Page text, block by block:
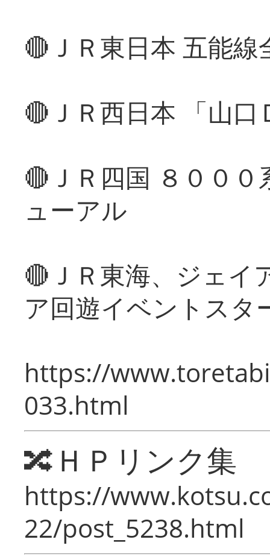
🔴ＪＲ東日本 五能
🔴ＪＲ西日本 「山
🔴ＪＲ四国 ８００
ューアル
🔴ＪＲ東海、ジェイ
ア回遊イベントスタ
https://
033.html
🔀ＨＰリンク集
https://
22/post_5238.html